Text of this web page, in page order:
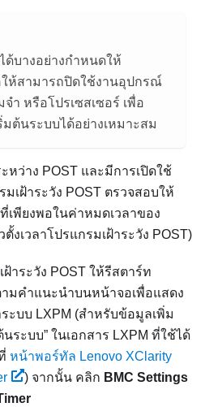
บางอย่างกำหนดให้
ให้สามารถปิดใช้งานอุปกรณ์
ำ หรือโปรเซสเซอร์ เพื่อ
มต้นระบบได้อย่างเหมาะสม
หว่าง POST และมีการเปิดใช้
มเฝ้าระวัง POST ตรวจสอบให้
เพียงพอในค่าหมดเวลาของ
งเวลาโปรแกรมเฝ้าระวัง POST)
ฝ้าระวัง POST ให้รีสตาร์ท
ามคำแนะนำบนหน้าจอเพื่อแสดง
ะบบ LXPM (สำหรับข้อมูลเพิ่ม
ระบบ” ในเอกสาร LXPM ที่ใช้ได้
หน้าพอร์ทัล Lenovo XClarity
)จากนั้น คลิก BMC Settings